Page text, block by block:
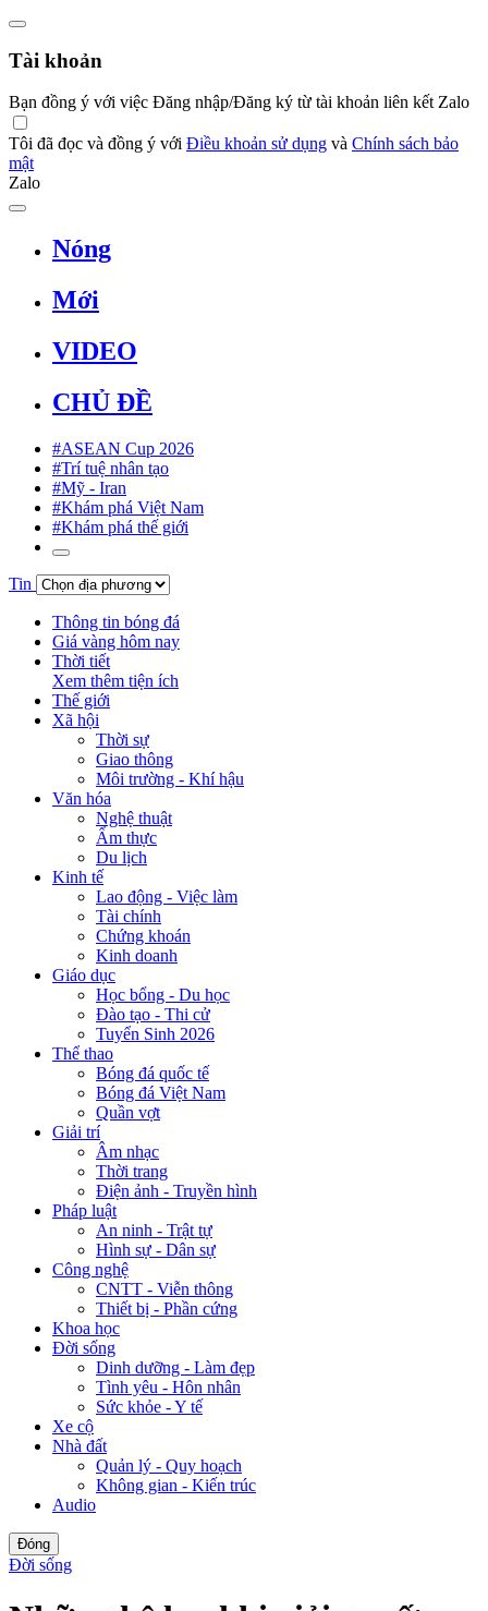
Tài khoản
Bạn đồng ý với việc Đăng nhập/Đăng ký từ tài khoản liên kết Zalo
Tôi đã đọc và đồng ý với Điều khoản sử dụng và Chính sách bảo
mật
Zalo
Nóng
Mới
VIDEO
CHỦ ĐỀ
#ASEAN Cup 2026
#Trí tuệ nhân tạo
#Mỹ - Iran
#Khám phá Việt Nam
#Khám phá thế giới
Tin
Thông tin bóng đá
Giá vàng hôm nay
Thời tiết
Xem thêm tiện ích
Thế giới
Xã hội
Thời sự
Giao thông
Môi trường - Khí hậu
Văn hóa
Nghệ thuật
Ẩm thực
Du lịch
Kinh tế
Lao động - Việc làm
Tài chính
Chứng khoán
Kinh doanh
Giáo dục
Học bổng - Du học
Đào tạo - Thi cử
Tuyển Sinh 2026
Thể thao
Bóng đá quốc tế
Bóng đá Việt Nam
Quần vợt
Giải trí
Âm nhạc
Thời trang
Điện ảnh - Truyền hình
Pháp luật
An ninh - Trật tự
Hình sự - Dân sự
Công nghệ
CNTT - Viễn thông
Thiết bị - Phần cứng
Khoa học
Đời sống
Dinh dưỡng - Làm đẹp
Tình yêu - Hôn nhân
Sức khỏe - Y tế
Xe cộ
Nhà đất
Quản lý - Quy hoạch
Không gian - Kiến trúc
Audio
Đóng
Đời sống